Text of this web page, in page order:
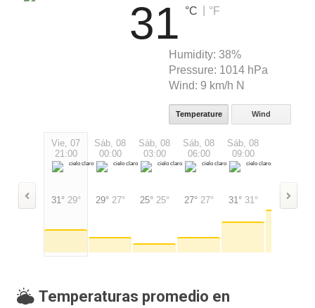
31 °C °F
Humidity: 38%
Pressure: 1014 hPa
Wind: 9 km/h N
Temperature Wind
Vie, 07
21:00
31° 29°
Sáb, 08
00:00
29° 27°
Sáb, 08
03:00
25° 25°
Sáb, 08
06:00
27° 27°
Sáb, 08
09:00
31° 31° 35°
Temperaturas promedio en